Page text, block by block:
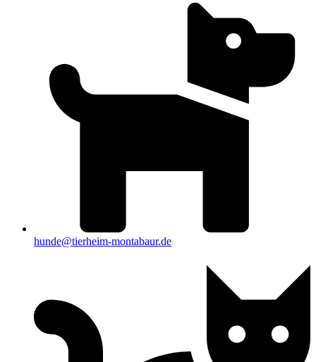
hunde@tierheim-montabaur.de